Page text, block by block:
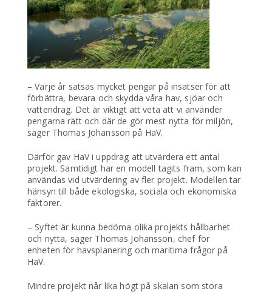
– Varje år satsas mycket pengar på insatser för att
förbättra, bevara och skydda våra hav, sjöar och
vattendrag. Det är viktigt att veta att vi använder
pengarna rätt och där de gör mest nytta för miljön,
säger Thomas Johansson på HaV.
Därför gav HaV i uppdrag att utvärdera ett antal
projekt. Samtidigt har en modell tagits fram, som kan
användas vid utvärdering av fler projekt. Modellen tar
hänsyn till både ekologiska, sociala och ekonomiska
faktorer.
– Syftet är kunna bedöma olika projekts hållbarhet
och nytta, säger Thomas Johansson, chef för
enheten för havsplanering och maritima frågor på
HaV.
Mindre projekt når lika högt på skalan som stora